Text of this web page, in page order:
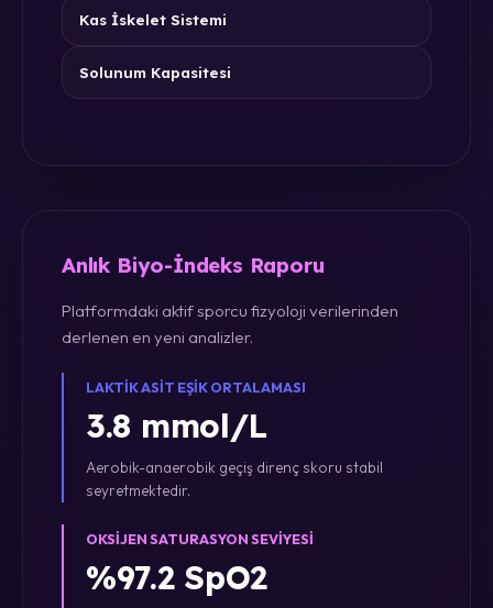
Kas İskelet Sistemi
Solunum Kapasitesi
Anlık Biyo-İndeks Raporu
Platformdaki aktif sporcu fizyoloji verilerinden
derlenen en yeni analizler.
LAKTIK ASIT EŞIK ORTALAMASI
3.8 mmol/L
Aerobik-anaerobik geçiş direnç skoru stabil
seyretmektedir.
OKSIJEN SATURASYON SEVIYESI
%97.2 SpO2